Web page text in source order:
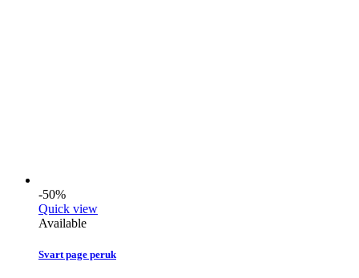
-50%
Quick view
Available
Svart page peruk